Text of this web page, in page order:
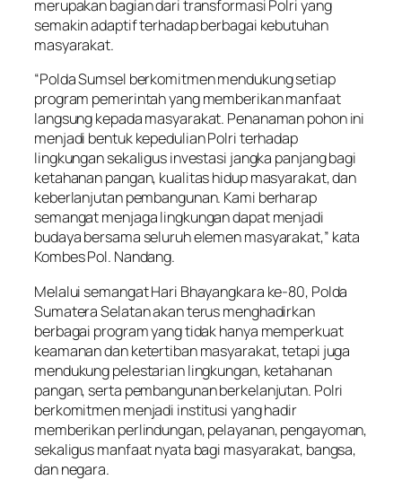
merupakan bagian dari transformasi Polri yang
semakin adaptif terhadap berbagai kebutuhan
masyarakat.
“Polda Sumsel berkomitmen mendukung setiap
program pemerintah yang memberikan manfaat
langsung kepada masyarakat. Penanaman pohon ini
menjadi bentuk kepedulian Polri terhadap
lingkungan sekaligus investasi jangka panjang bagi
ketahanan pangan, kualitas hidup masyarakat, dan
keberlanjutan pembangunan. Kami berharap
semangat menjaga lingkungan dapat menjadi
budaya bersama seluruh elemen masyarakat,” kata
Kombes Pol. Nandang.
Melalui semangat Hari Bhayangkara ke-80, Polda
Sumatera Selatan akan terus menghadirkan
berbagai program yang tidak hanya memperkuat
keamanan dan ketertiban masyarakat, tetapi juga
mendukung pelestarian lingkungan, ketahanan
pangan, serta pembangunan berkelanjutan. Polri
berkomitmen menjadi institusi yang hadir
memberikan perlindungan, pelayanan, pengayoman,
sekaligus manfaat nyata bagi masyarakat, bangsa,
dan negara.